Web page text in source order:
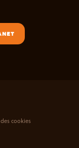
cookies